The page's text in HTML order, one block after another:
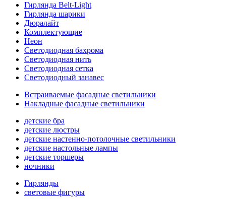
Гирлянда Belt-Light
Гирлянда шарики
Дюралайт
Комплектующие
Неон
Светодиодная бахрома
Светодиодная нить
Светодиодная сетка
Светодиодный занавес
Встраиваемые фасадные светильники
Накладные фасадные светильники
детские бра
детские люстры
детские настенно-потолочные светильники
детские настольные лампы
детские торшеры
ночники
Гирлянды
световые фигуры